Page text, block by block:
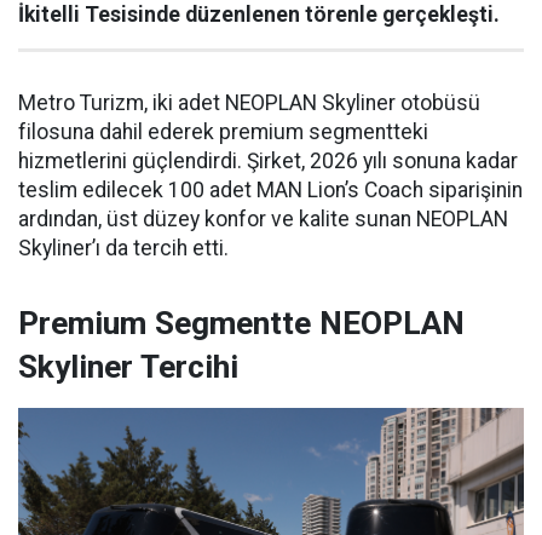
İkitelli Tesisinde düzenlenen törenle gerçekleşti.
Metro Turizm, iki adet NEOPLAN Skyliner otobüsü
filosuna dahil ederek premium segmentteki
hizmetlerini güçlendirdi. Şirket, 2026 yılı sonuna kadar
teslim edilecek 100 adet MAN Lion’s Coach siparişinin
ardından, üst düzey konfor ve kalite sunan NEOPLAN
Skyliner’ı da tercih etti.
Premium Segmentte NEOPLAN
Skyliner Tercihi